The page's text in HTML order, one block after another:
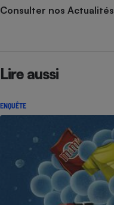
Consulter nos Actualités
Lire aussi
ENQUÊTE